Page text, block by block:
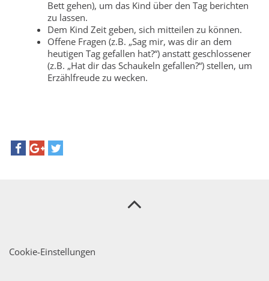
Bett gehen), um das Kind über den Tag berichten
zu lassen.
Dem Kind Zeit geben, sich mitteilen zu können.
Offene Fragen (z.B. „Sag mir, was dir an dem
heutigen Tag gefallen hat?“) anstatt geschlossener
(z.B. „Hat dir das Schaukeln gefallen?“) stellen, um
Erzählfreude zu wecken.
Cookie-Einstellungen